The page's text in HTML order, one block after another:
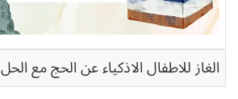
الغاز للاطفال الاذكياء عن الحج مع الحل